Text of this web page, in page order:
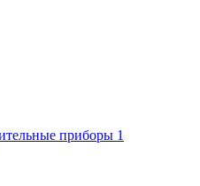
приборы 1